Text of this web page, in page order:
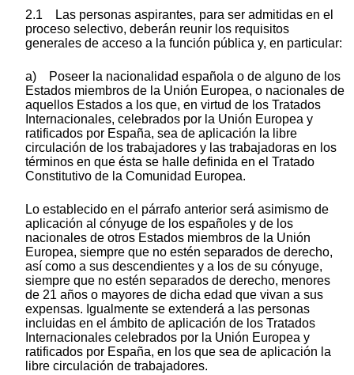
2.1 Las personas aspirantes, para ser admitidas en el
proceso selectivo, deberán reunir los requisitos
generales de acceso a la función pública y, en particular:
a) Poseer la nacionalidad española o de alguno de los
Estados miembros de la Unión Europea, o nacionales de
aquellos Estados a los que, en virtud de los Tratados
Internacionales, celebrados por la Unión Europea y
ratificados por España, sea de aplicación la libre
circulación de los trabajadores y las trabajadoras en los
términos en que ésta se halle definida en el Tratado
Constitutivo de la Comunidad Europea.
Lo establecido en el párrafo anterior será asimismo de
aplicación al cónyuge de los españoles y de los
nacionales de otros Estados miembros de la Unión
Europea, siempre que no estén separados de derecho,
así como a sus descendientes y a los de su cónyuge,
siempre que no estén separados de derecho, menores
de 21 años o mayores de dicha edad que vivan a sus
expensas. Igualmente se extenderá a las personas
incluidas en el ámbito de aplicación de los Tratados
Internacionales celebrados por la Unión Europea y
ratificados por España, en los que sea de aplicación la
libre circulación de trabajadores.